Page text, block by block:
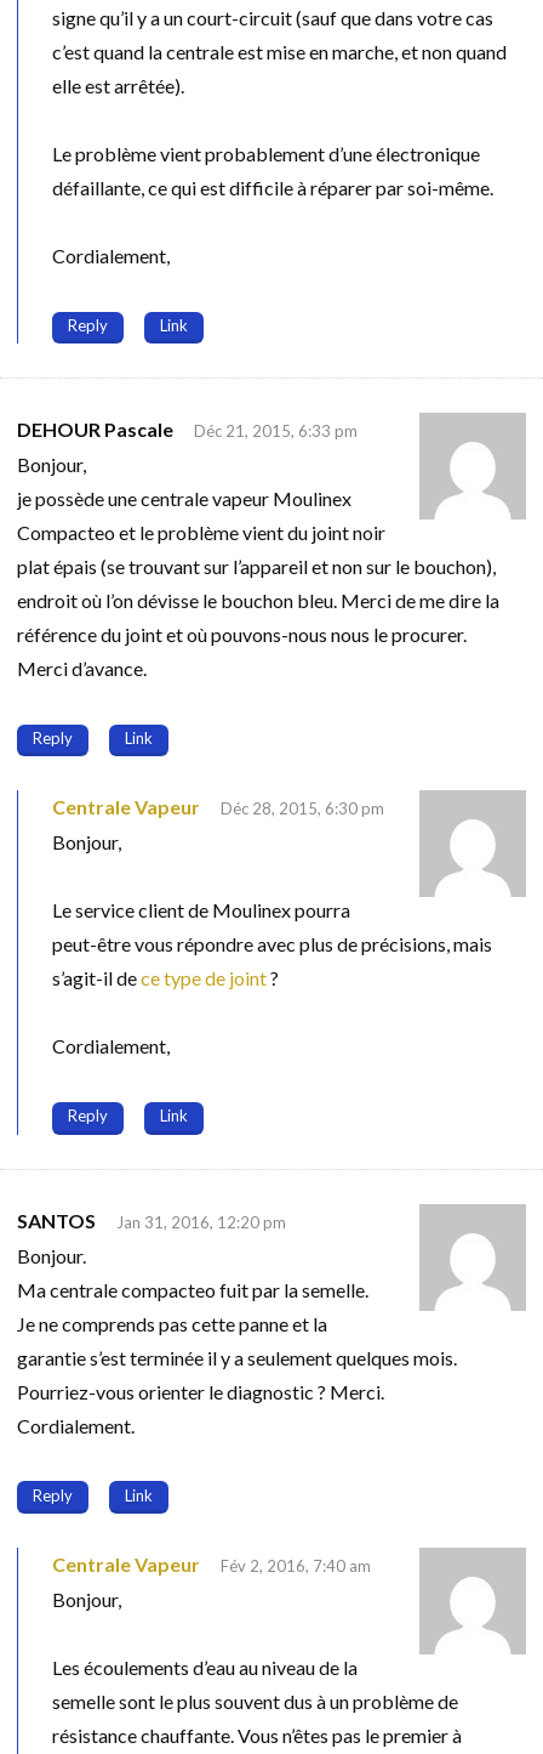
signe qu’il y a un court-circuit (sauf que dans votre cas
c’est quand la centrale est mise en marche, et non quand
elle est arrêtée).
Le problème vient probablement d’une électronique
défaillante, ce qui est difficile à réparer par soi-même.
Cordialement,
Reply Link
DEHOUR Pascale Déc 21, 2015, 6:33 pm
Bonjour,
je possède une centrale vapeur Moulinex
Compacteo et le problème vient du joint noir
plat épais (se trouvant sur l’appareil et non sur le bouchon),
endroit où l’on dévisse le bouchon bleu. Merci de me dire la
référence du joint et où pouvons-nous nous le procurer.
Merci d’avance.
Reply Link
Centrale Vapeur Déc 28, 2015, 6:30 pm
Bonjour,
Le service client de Moulinex pourra
peut-être vous répondre avec plus de précisions, mais
s’agit-il dece type de joint?
Cordialement,
Reply Link
SANTOS Jan 31, 2016, 12:20 pm
Bonjour.
Ma centrale compacteo fuit par la semelle.
Je ne comprends pas cette panne et la
garantie s’est terminée il y a seulement quelques mois.
Pourriez-vous orienter le diagnostic ? Merci.
Cordialement.
Reply Link
Centrale Vapeur Fév 2, 2016, 7:40 am
Bonjour,
Les écoulements d’eau au niveau de la
semelle sont le plus souvent dus à un problème de
résistance chauffante. Vous n’êtes pas le premier à